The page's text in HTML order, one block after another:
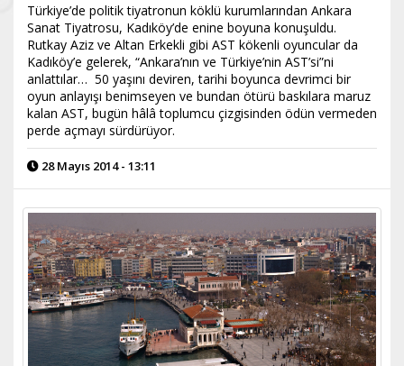
Türkiye’de politik tiyatronun köklü kurumlarından Ankara
Sanat Tiyatrosu, Kadıköy’de enine boyuna konuşuldu.
Rutkay Aziz ve Altan Erkekli gibi AST kökenli oyuncular da
Kadıköy’e gelerek, “Ankara’nın ve Türkiye’nin AST’si”ni
anlattılar… 50 yaşını deviren, tarihi boyunca devrimci bir
oyun anlayışı benimseyen ve bundan ötürü baskılara maruz
kalan AST, bugün hâlâ toplumcu çizgisinden ödün vermeden
perde açmayı sürdürüyor.
28 Mayıs 2014 - 13:11